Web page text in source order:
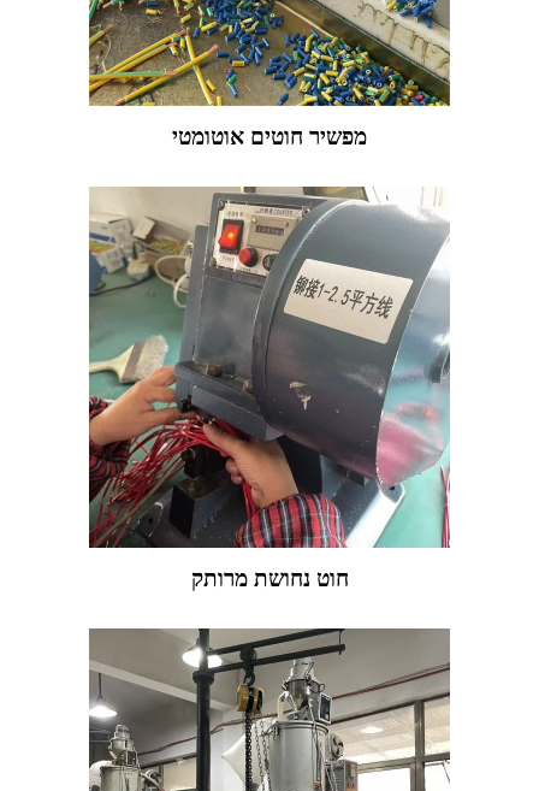
מפשיר חוטים אוטומטי
חוט נחושת מרותק